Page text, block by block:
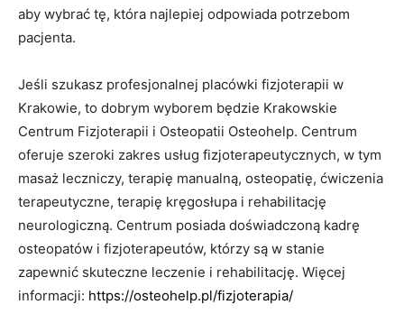
aby wybrać tę, która najlepiej odpowiada potrzebom
pacjenta.
Jeśli szukasz profesjonalnej placówki fizjoterapii w
Krakowie, to dobrym wyborem będzie Krakowskie
Centrum Fizjoterapii i Osteopatii Osteohelp. Centrum
oferuje szeroki zakres usług fizjoterapeutycznych, w tym
masaż leczniczy, terapię manualną, osteopatię, ćwiczenia
terapeutyczne, terapię kręgosłupa i rehabilitację
neurologiczną. Centrum posiada doświadczoną kadrę
osteopatów i fizjoterapeutów, którzy są w stanie
zapewnić skuteczne leczenie i rehabilitację. Więcej
informacji: https://osteohelp.pl/fizjoterapia/